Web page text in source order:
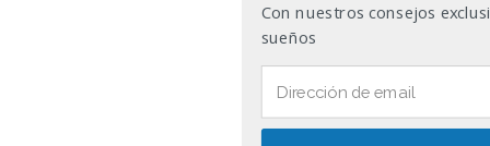
Con nuestros consejos
sueños